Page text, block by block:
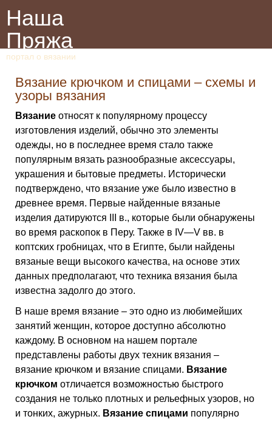
Наша
Пряжа
портал о вязании
Вязание крючком и спицами – схемы и
узоры вязания
Вязание относят к популярному процессу
изготовления изделий, обычно это элементы
одежды, но в последнее время стало также
популярным вязать разнообразные аксессуары,
украшения и бытовые предметы. Исторически
подтверждено, что вязание уже было известно в
древнее время. Первые найденные вязаные
изделия датируются III в., которые были обнаружены
во время раскопок в Перу. Также в IV—V вв. в
коптских гробницах, что в Египте, были найдены
вязаные вещи высокого качества, на основе этих
данных предполагают, что техника вязания была
известна задолго до этого.
В наше время вязание – это одно из любимейших
занятий женщин, которое доступно абсолютно
каждому. В основном на нашем портале
представлены работы двух техник вязания –
вязание крючком и вязание спицами. Вязание
крючком отличается возможностью быстрого
создания не только плотных и рельефных узоров, но
и тонких, ажурных. Вязание спицами популярно